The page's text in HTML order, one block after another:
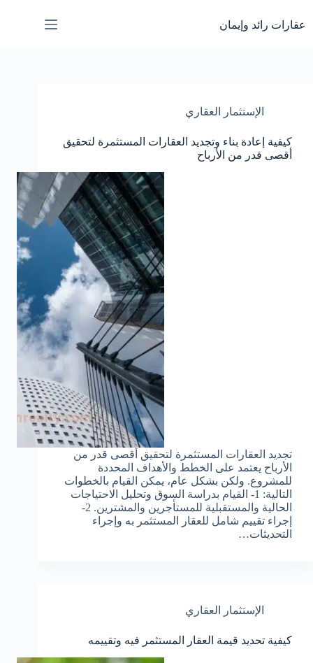
المحتوى
عقارات رائد وإيمان
الإستثمار العقاري
كيفية إعادة بناء وتجديد العقارات المستثمرة لتحقيق
أقصى قدر من الأرباح
تجديد العقارات المستثمرة لتحقيق أقصى قدر من
الأرباح يعتمد على الخطط والأهداف المحددة
للمشروع. ولكن بشكل عام، يمكن القيام بالخطوات
التالية: 1- القيام بدراسة السوق وتحليل الاحتياجات
الحالية والمستقبلية للمستأجرين والمشترين. 2-
إجراء تقييم شامل للعقار المستثمر به وإجراء
التحديثات…
الإستثمار العقاري
كيفية تحديد قيمة العقار المستثمر فيه وتقييمه